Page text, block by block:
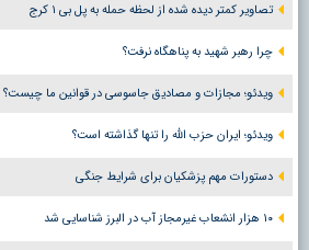
تصاویر کمتر دیده شده از لحظه حمله به پل بی ۱ کرج
چرا رهبر شهید به پناهگاه نرفت؟
ویدئو؛ مجازات و مصادیق جاسوسی در قوانین ما چیست؟
ویدئو؛ ایران حزب الله را تنها گذاشته است؟
دستورات مهم پزشکیان برای شرایط جنگی
۱۰ هزار انشعاب غیرمجاز آب در البرز شناسایی شد